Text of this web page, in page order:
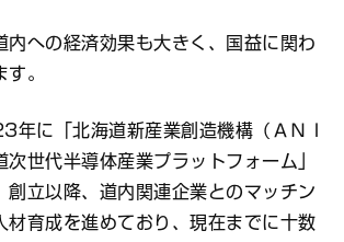
への経済効果も大きく、国益に関わ
。
に「北海道新産業創造機構（ＡＮＩ
次世代半導体産業プラットフォーム」
創立以降、道内関連企業とのマッチン
材育成を進めており、現在までに十数